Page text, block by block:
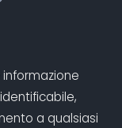
a qualsiasi